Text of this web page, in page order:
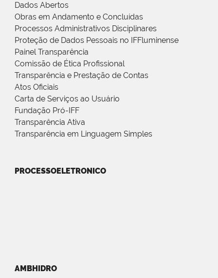
Dados Abertos
Obras em Andamento e Concluídas
Processos Administrativos Disciplinares
Proteção de Dados Pessoais no IFFluminense
Painel Transparência
Comissão de Ética Profissional
Transparência e Prestação de Contas
Atos Oficiais
Carta de Serviços ao Usuário
Fundação Pró-IFF
Transparência Ativa
Transparência em Linguagem Simples
PROCESSOELETRONICO
AMBHIDRO